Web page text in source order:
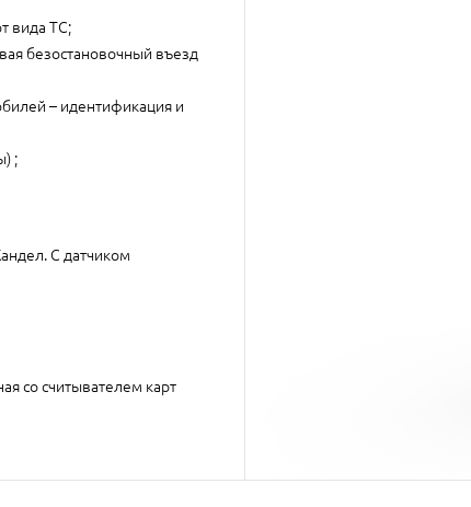
вида ТС;
безостановочный въезд
– идентификация и
;
С датчиком
со считывателем карт